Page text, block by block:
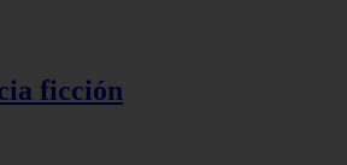
ficción